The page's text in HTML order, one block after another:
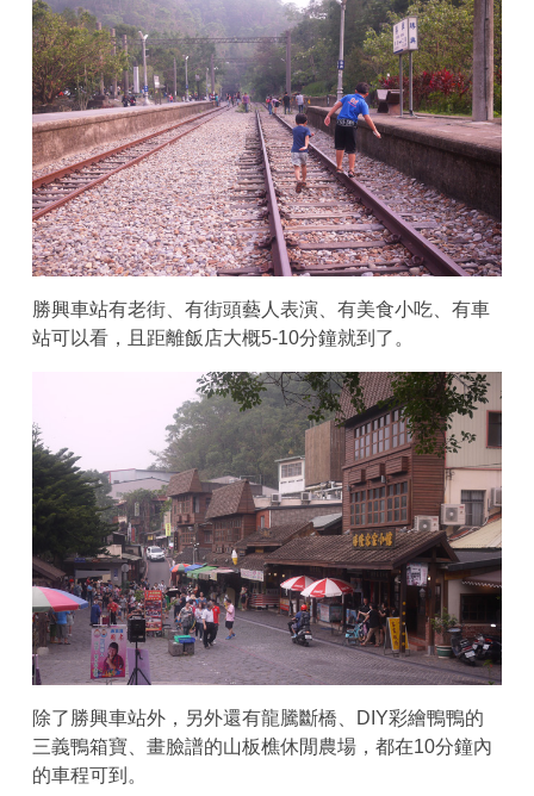
勝興車站有老街、有街頭藝人表演、有美食小吃、有車
站可以看，且距離飯店大概5-10分鐘就到了。
除了勝興車站外，另外還有龍騰斷橋、DIY彩繪鴨鴨的
三義鴨箱寶、畫臉譜的山板樵休閒農場，都在10分鐘內
的車程可到。